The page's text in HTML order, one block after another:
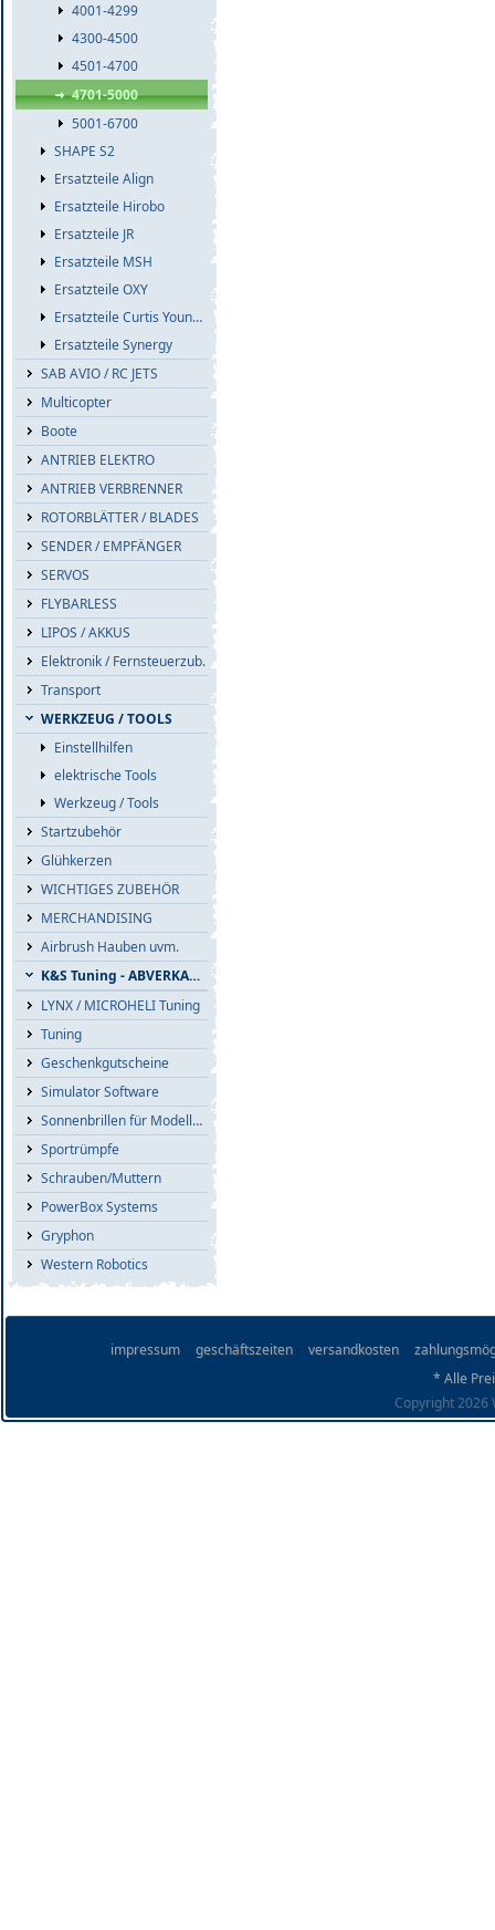
4001-4299
4300-4500
4501-4700
4701-5000
5001-6700
SHAPE S2
Ersatzteile Align
Ersatzteile Hirobo
Ersatzteile JR
Ersatzteile MSH
Ersatzteile OXY
Ersatzteile Curtis Youngblood
Ersatzteile Synergy
SAB AVIO / RC JETS
Multicopter
Boote
ANTRIEB ELEKTRO
ANTRIEB VERBRENNER
ROTORBLÄTTER / BLADES
SENDER / EMPFÄNGER
SERVOS
FLYBARLESS
LIPOS / AKKUS
Elektronik / Fernsteuerzub.
Transport
WERKZEUG / TOOLS
Einstellhilfen
elektrische Tools
Werkzeug / Tools
Startzubehör
Glühkerzen
WICHTIGES ZUBEHÖR
MERCHANDISING
Airbrush Hauben uvm.
K&S Tuning - ABVERKAUF
LYNX / MICROHELI Tuning
Tuning
Geschenkgutscheine
Simulator Software
Sonnenbrillen für Modellflieger
Sportrümpfe
Schrauben/Muttern
PowerBox Systems
Gryphon
Western Robotics
impressum geschäftszeiten versandkosten
* Alle
Copyright 2026